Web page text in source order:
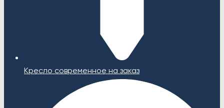
Кресло современное на заказ